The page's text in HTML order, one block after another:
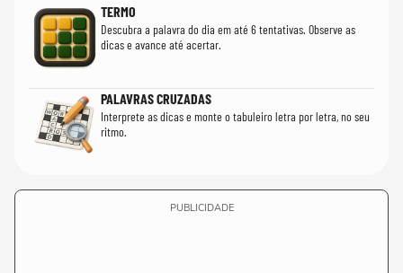
TERMO
Descubra a palavra do dia em até 6 tentativas. Observe as
dicas e avance até acertar.
PALAVRAS CRUZADAS
Interprete as dicas e monte o tabuleiro letra por letra, no seu
ritmo.
PUBLICIDADE